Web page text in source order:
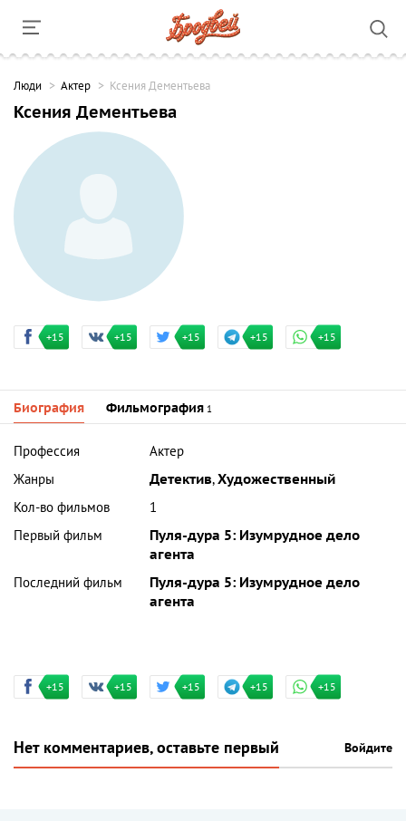
Люди Актер Ксения Дементьева
Ксения Дементьева
+15 +15 +15 +15 +15
Биография Фильмография 1
Профессия
Актер
Жанры
Детектив,Художественный
Кол-во фильмов
1
Первый фильм
Пуля-дура 5: Изумрудное дело
агента
Последний фильм
Пуля-дура 5: Изумрудное дело
агента
+15 +15 +15 +15 +15
Нет комментариев, оставьте первый Войдите